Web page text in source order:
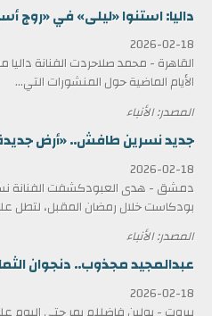
داليا: استنوا «ليلى» في «روج
2026-02-18
القاهرة - محمد صلاحردت الفنانة
الأيام الماضية حول المنشورات التي...
المصدر: الأنباء
جديد نسرين طافش.. «أرض
2026-02-18
دمشق - هدى العبودكشفت الفنانة
بودكاست خلال رمضان المقبل، لتطل
المصدر: الأنباء
عبدالمجيد مجذوب.. دنجوان
2026-02-18